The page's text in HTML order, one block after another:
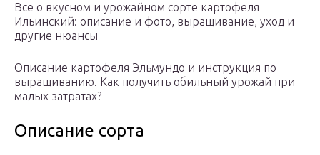
Все о вкусном и урожайном сорте картофеля
Ильинский: описание и фото, выращивание, уход и
другие нюансы
Описание картофеля Эльмундо и инструкция по
выращиванию. Как получить обильный урожай при
малых затратах?
Описание сорта